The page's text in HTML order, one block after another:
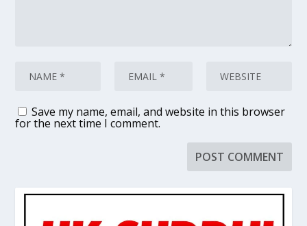
Save my name, email, and website in this browser
for the next time I comment.